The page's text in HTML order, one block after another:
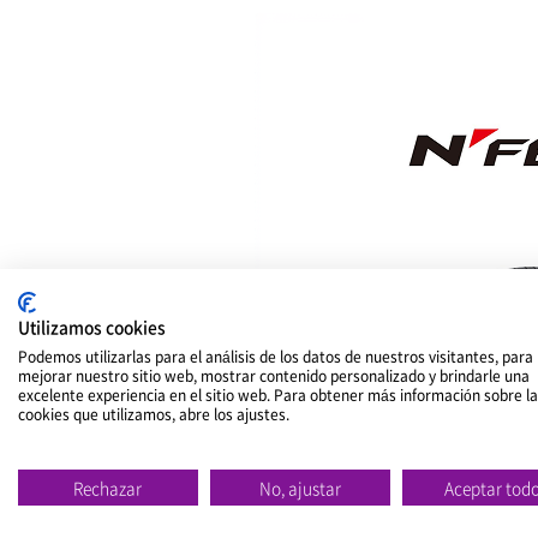
Utilizamos cookies
Podemos utilizarlas para el análisis de los datos de nuestros visitantes, para
mejorar nuestro sitio web, mostrar contenido personalizado y brindarle una
excelente experiencia en el sitio web. Para obtener más información sobre
cookies que utilizamos, abre los ajustes.
Rechazar No, ajustar Aceptar